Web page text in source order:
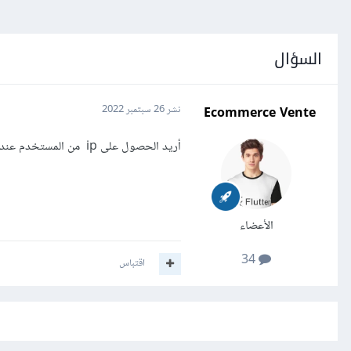
السؤال
Ecommerce Vente
الأعضاء
نشر26 سبتمبر 2022
أريد الحصول على ip من المستخدم عند دخوله إلى الموقع
اقتباس